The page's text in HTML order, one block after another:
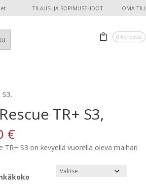
TILAUS- JA SOPIMUSEHDOT OMA TILI
0 kohdetta
TR+ S3,
€
TR+ S3 on kevyellä vuorella oleva maihari